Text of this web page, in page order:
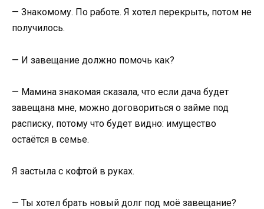
— Знакомому. По работе. Я хотел перекрыть, потом не
получилось.
— И завещание должно помочь как?
— Мамина знакомая сказала, что если дача будет
завещана мне, можно договориться о займе под
расписку, потому что будет видно: имущество
остаётся в семье.
Я застыла с кофтой в руках.
— Ты хотел брать новый долг под моё завещание?